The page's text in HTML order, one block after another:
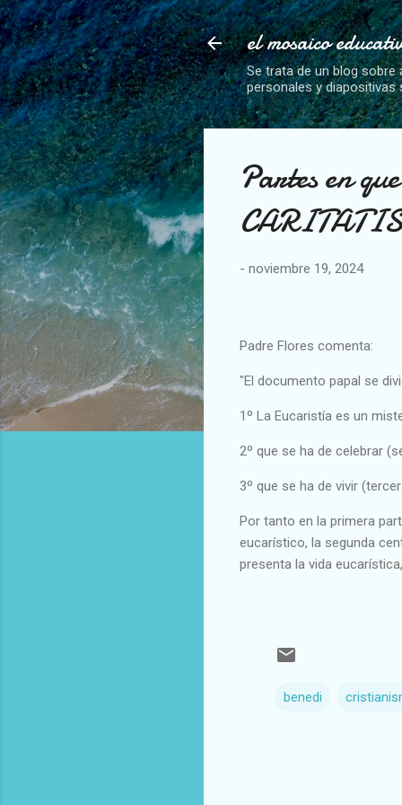
el mosaico
Se trata de un blog
personales y
Partes en
CARITATIS
- noviembre 19, 2024
Padre Flores comenta:
"El documento papal se
1º La Eucaristía es un
2º que se ha de celebrar
3º que se ha de vivir
Por tanto en la primera
eucarístico, la segunda
presenta la vida
benedi